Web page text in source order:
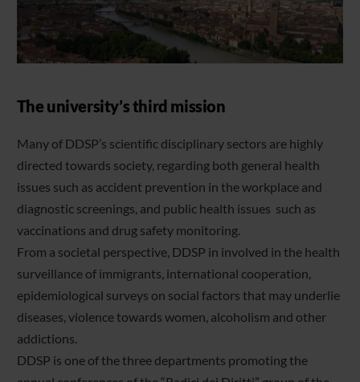
The university’s third mission
Many of DDSP’s scientific disciplinary sectors are highly
directed towards society, regarding both general health
issues such as accident prevention in the workplace and
diagnostic screenings, and public health issues such as
vaccinations and drug safety monitoring.
From a societal perspective, DDSP in involved in the health
surveillance of immigrants, international cooperation,
epidemiological surveys on social factors that may underlie
diseases, violence towards women, alcoholism and other
addictions.
DDSP is one of the three departments promoting the